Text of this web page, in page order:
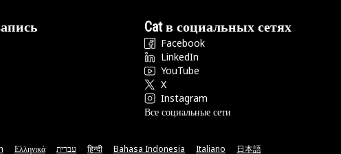
Cat в социальных сетях
Facebook
LinkedIn
YouTube
X
Instagram
Все социальные сети
Ελληνικά עברית हिन्दी Bahasa Indonesia Italiano 日本語